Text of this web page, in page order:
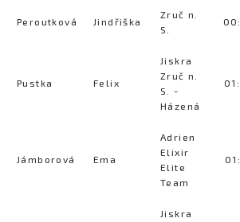
Peroutková Jindřiška
Zruč n.
S.
Pustka Felix
Jiskra
Zruč n.
S. -
Házená
Jámborová Ema
Adrien
Elixir
Elite
Team
Jiskra